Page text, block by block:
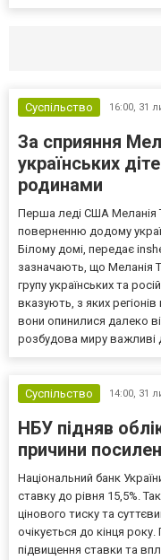
Суспільство 16:00, 31
За сприяння
українських
родинами
Перша леді США Меланія
поверненню додому
Білому домі, передає
зазначають, що Меланія
групу українських та
вказують, з яких регіонів
вони опинилися далеко
розбудова миру важливі
Суспільство 14:00, 31
НБУ підняв
причини
Національний банк
ставку до рівня 15,5%.
цінового тиску та
очікується до кінця
підвищення ставки та